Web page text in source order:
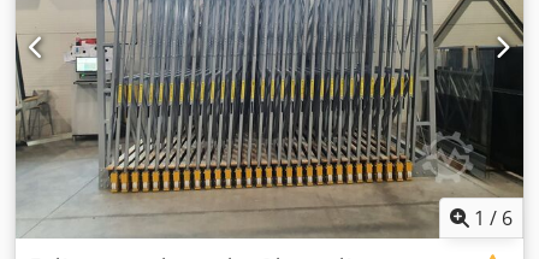
κατασκευαστεί εξ ολοκλήρου από την εταιρεία μας στην
Πολωνία. Τα υλικά που χρησιμοποιούμε είναι πιστοποιημένα
ως προς την αντοχή τους και υπόκεινται σε συνεχή ποιοτικό
έλεγχο. Το ράφι αποτελείται από εξώσιμα, ελαφρώς κεκλιμένα
συρτάρια. Το ράφι επιτρέπει εξοικονόμηση χώρου
αποθήκευσης έως και 75%, καθώς όλα τα διαμερίσματα είναι
τοποθετημένα παράλληλα μεταξύ τους και απέχουν μόλις 10
mm το ένα από το άλλο. Στην γκάμα μας διαθέτουμε ράφια σε
διάφορες διαστάσεις και αντοχές φορτίου. Μετά από
συνεννόηση, μπορούμε να κατασκευάσουμε ράφι με
1 / 6